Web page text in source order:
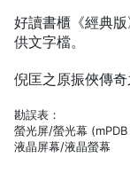
好讀書櫃《經典
供文字檔。
倪匡之原振俠傳奇
勘誤表：
螢光屏/螢光幕
液晶屏幕/液晶螢幕